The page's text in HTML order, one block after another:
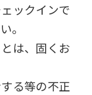
ックインで
。
は、固くお
る等の不正